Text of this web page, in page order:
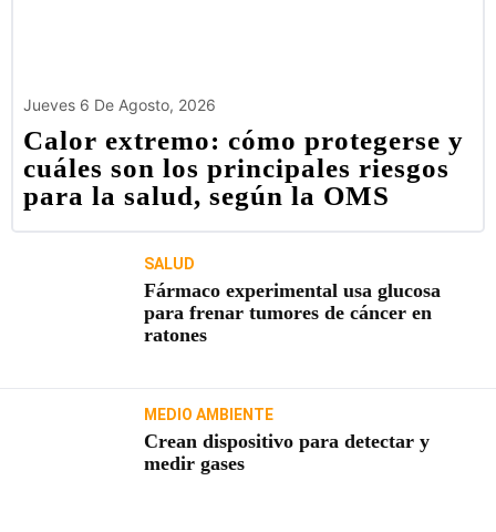
Jueves 6 De Agosto, 2026
Calor extremo: cómo protegerse y
cuáles son los principales riesgos
para la salud, según la OMS
SALUD
Fármaco experimental usa glucosa
para frenar tumores de cáncer en
ratones
MEDIO AMBIENTE
Crean dispositivo para detectar y
medir gases